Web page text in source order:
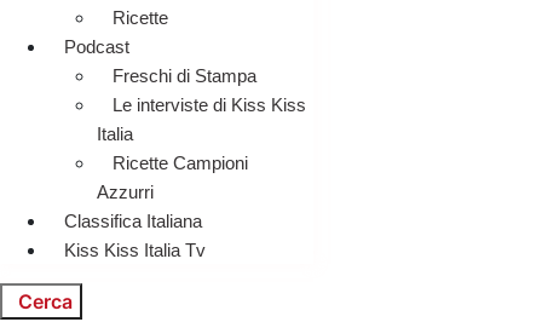
Ricette
Podcast
Freschi di Stampa
Le interviste di Kiss Kiss
Italia
Ricette Campioni
Azzurri
Classifica Italiana
Kiss Kiss Italia Tv
Cerca